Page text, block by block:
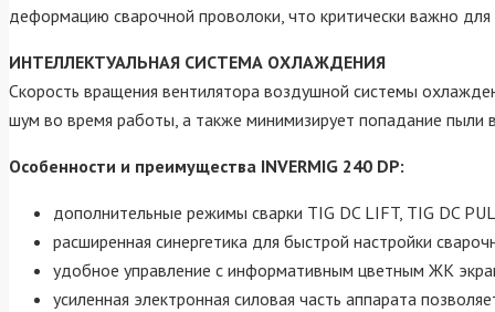
деформацию сварочной проволоки, что критически важно
ИНТЕЛЛЕКТУАЛЬНАЯ СИСТЕМА ОХЛАЖДЕНИЯ
Скорость вращения вентилятора воздушной системы
шум во время работы, а также минимизирует попадание пыли
Особенности и преимущества INVERMIG 240 DP:
дополнительные режимы сварки TIG DC LIFT, TIG DC
расширенная синергетика для быстрой настройки
удобное управление с информативным цветным ЖК
усиленная электронная силовая часть аппарата